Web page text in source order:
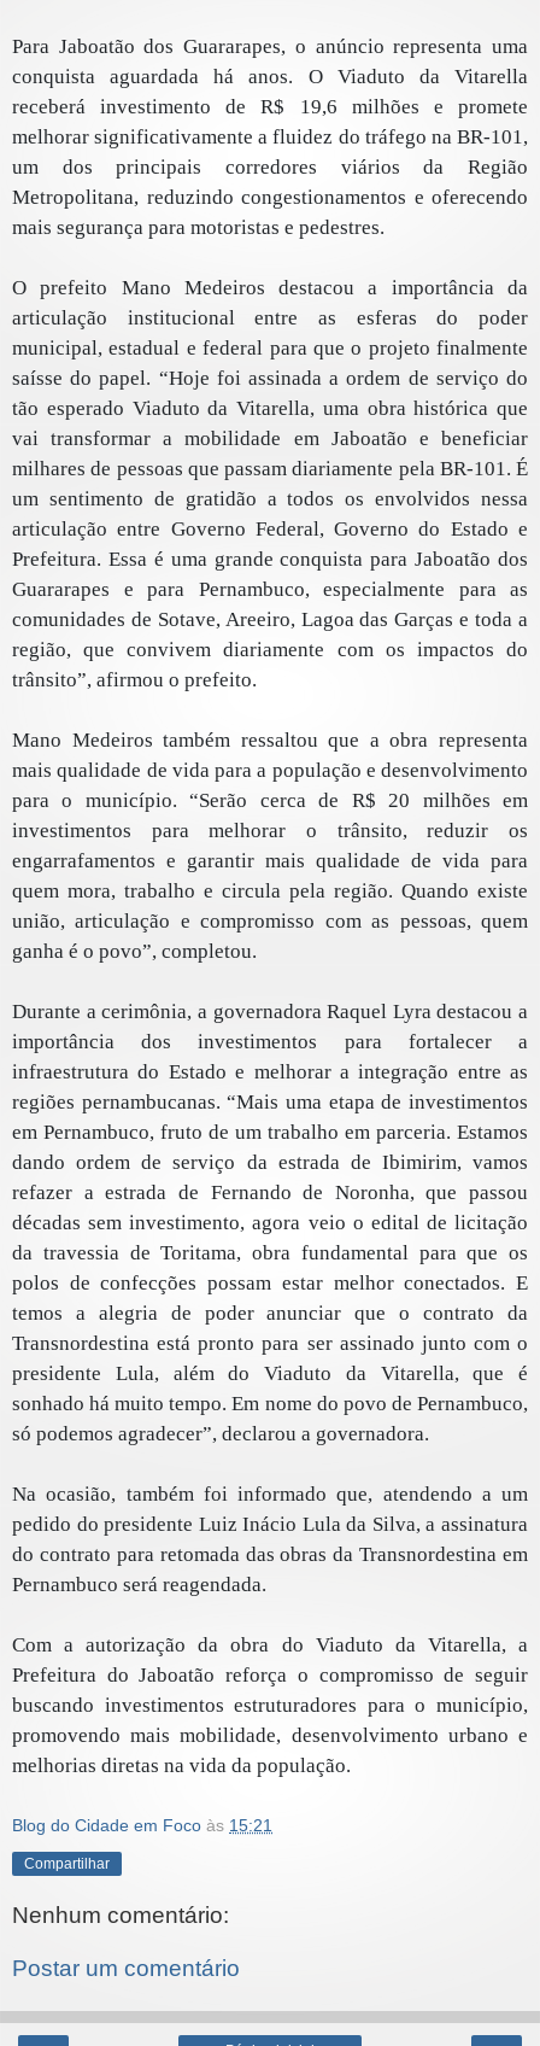
Para Jaboatão dos Guararapes, o anúncio representa uma
conquista aguardada há anos. O Viaduto da Vitarella
receberá investimento de R$ 19,6 milhões e promete
melhorar significativamente a fluidez do tráfego na BR-101,
um dos principais corredores viários da Região
Metropolitana, reduzindo congestionamentos e oferecendo
mais segurança para motoristas e pedestres.
O prefeito Mano Medeiros destacou a importância da
articulação institucional entre as esferas do poder
municipal, estadual e federal para que o projeto finalmente
saísse do papel. “Hoje foi assinada a ordem de serviço do
tão esperado Viaduto da Vitarella, uma obra histórica que
vai transformar a mobilidade em Jaboatão e beneficiar
milhares de pessoas que passam diariamente pela BR-101. É
um sentimento de gratidão a todos os envolvidos nessa
articulação entre Governo Federal, Governo do Estado e
Prefeitura. Essa é uma grande conquista para Jaboatão dos
Guararapes e para Pernambuco, especialmente para as
comunidades de Sotave, Areeiro, Lagoa das Garças e toda a
região, que convivem diariamente com os impactos do
trânsito”, afirmou o prefeito.
Mano Medeiros também ressaltou que a obra representa
mais qualidade de vida para a população e desenvolvimento
para o município. “Serão cerca de R$ 20 milhões em
investimentos para melhorar o trânsito, reduzir os
engarrafamentos e garantir mais qualidade de vida para
quem mora, trabalho e circula pela região. Quando existe
união, articulação e compromisso com as pessoas, quem
ganha é o povo”, completou.
Durante a cerimônia, a governadora Raquel Lyra destacou a
importância dos investimentos para fortalecer a
infraestrutura do Estado e melhorar a integração entre as
regiões pernambucanas. “Mais uma etapa de investimentos
em Pernambuco, fruto de um trabalho em parceria. Estamos
dando ordem de serviço da estrada de Ibimirim, vamos
refazer a estrada de Fernando de Noronha, que passou
décadas sem investimento, agora veio o edital de licitação
da travessia de Toritama, obra fundamental para que os
polos de confecções possam estar melhor conectados. E
temos a alegria de poder anunciar que o contrato da
Transnordestina está pronto para ser assinado junto com o
presidente Lula, além do Viaduto da Vitarella, que é
sonhado há muito tempo. Em nome do povo de Pernambuco,
só podemos agradecer”, declarou a governadora.
Na ocasião, também foi informado que, atendendo a um
pedido do presidente Luiz Inácio Lula da Silva, a assinatura
do contrato para retomada das obras da Transnordestina em
Pernambuco será reagendada.
Com a autorização da obra do Viaduto da Vitarella, a
Prefeitura do Jaboatão reforça o compromisso de seguir
buscando investimentos estruturadores para o município,
promovendo mais mobilidade, desenvolvimento urbano e
melhorias diretas na vida da população.
Blog do Cidade em Foco às 15:21
Compartilhar
Nenhum comentário:
Postar um comentário